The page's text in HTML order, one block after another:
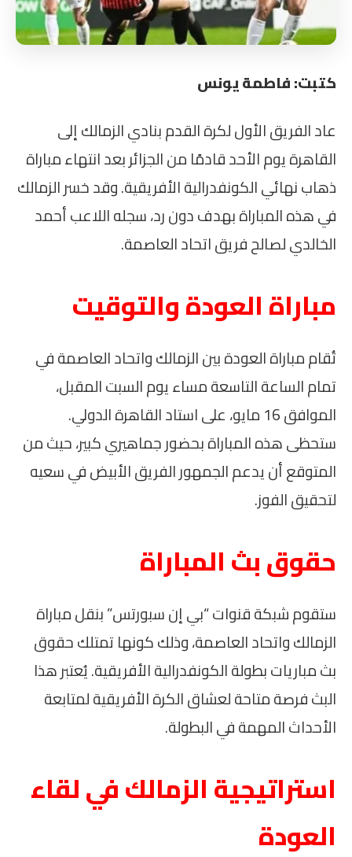
كتبت: فاطمة يونس
عاد الفريق الأول لكرة القدم بنادي الزمالك إلى
القاهرة يوم الأحد قادمًا من الجزائر بعد انتهاء مباراة
ذهاب نهائي الكونفدرالية الأفريقية. وقد خسر الزمالك
في هذه المباراة بهدف دون رد، سجله اللاعب أحمد
الخالدي لصالح فريق اتحاد العاصمة.
مباراة العودة والتوقيت
تُقام مباراة العودة بين الزمالك واتحاد العاصمة في
تمام الساعة التاسعة مساء يوم السبت المقبل،
الموافق 16 مايو، على استاد القاهرة الدولي.
ستحظى هذه المباراة بحضور جماهيري كبير، حيث من
المتوقع أن يدعم الجمهور الفريق الأبيض في سعيه
لتحقيق الفوز.
حقوق بث المباراة
ستقوم شبكة قنوات “بي إن سبورتس” بنقل مباراة
الزمالك واتحاد العاصمة، وذلك كونها تمتلك حقوق
بث مباريات بطولة الكونفدرالية الأفريقية. يُعتبر هذا
البث فرصة متاحة لعشاق الكرة الأفريقية لمتابعة
الأحداث المهمة في البطولة.
استراتيجية الزمالك في لقاء
العودة